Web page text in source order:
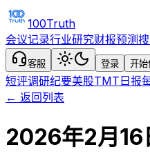
100Truth
会议记录行业研究财报预测
客服 登录 开始
短评调研纪要美股TMT日报
← 返回列表
2026年2月16